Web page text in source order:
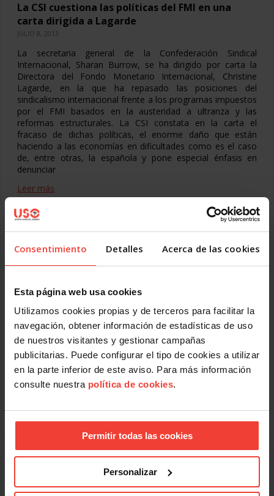
Consentimiento Detalles Acerca de las cookies
Esta página web usa cookies
Utilizamos cookies propias y de terceros para facilitar la
navegación, obtener información de estadísticas de uso
de nuestros visitantes y gestionar campañas
publicitarias. Puede configurar el tipo de cookies a utilizar
en la parte inferior de este aviso. Para más información
consulte nuestra política de cookies.
Permitir todas las cookies
Personalizar
La CSI cuestiona las políticas del FMI en una
carta dirigida a Lagarde
JULIO 8, 2013
La secretaria general de la Confederación Sindical
Internacional, Sharan Burrow, se ha dirigido por carta la
Directora del Fondo Monetario Internacional, Christine
Lagarde, en la que ha repasado las posiciones del
sindicalismo internacional frente a los programas impuestos
por el FMI basados en la austeridad a ultranza y las
reformas estructurales. La CSI constata en la carta el
fracaso de dichas políticas, el enorme daño que están
haciendo a las economías en dificultades como es el caso
de, entre otras, la española y pone especial énfasis en
denunciar
Leer más
La Inspección de Trabajo impone una sanción
histórica de 500.000 € a Asturiana de Zinc
sanción de 500.000 euros a la empresa AZSA, a
instalaciones que causó las exposición al mercurio de los
trabajadores de la subcontrata IMSA. Estos trabajadores se
encontraban realizando labores de mantenimiento en la
planta de tostación de Juan de Nieva.
La multa a AZSA se fundamenta principalmente en la
ausencia de un medidor de mercurio, y en la falta de
colaboración por parte de la empresa durante la
Leer más
El Gobierno de Bangladesh examinará la
propuesta deficiente de legislación laboral
JULIO 3, 2013